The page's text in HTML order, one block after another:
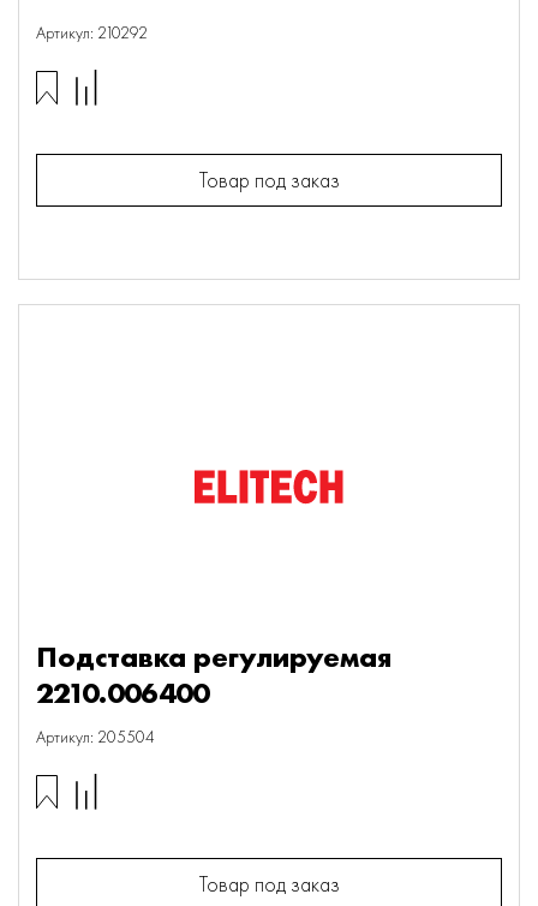
Артикул: 210292
Товар под заказ
Подставка регулируемая
2210.006400
Артикул: 205504
Товар под заказ